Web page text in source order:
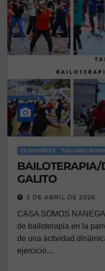
CS DEPORTES TALLERES
BAILOTERAPIA/
GALITO
2 DE ABRIL DE 2026
CASA SOMOS
de bailoterapia en la
de una actividad
ejercicio…